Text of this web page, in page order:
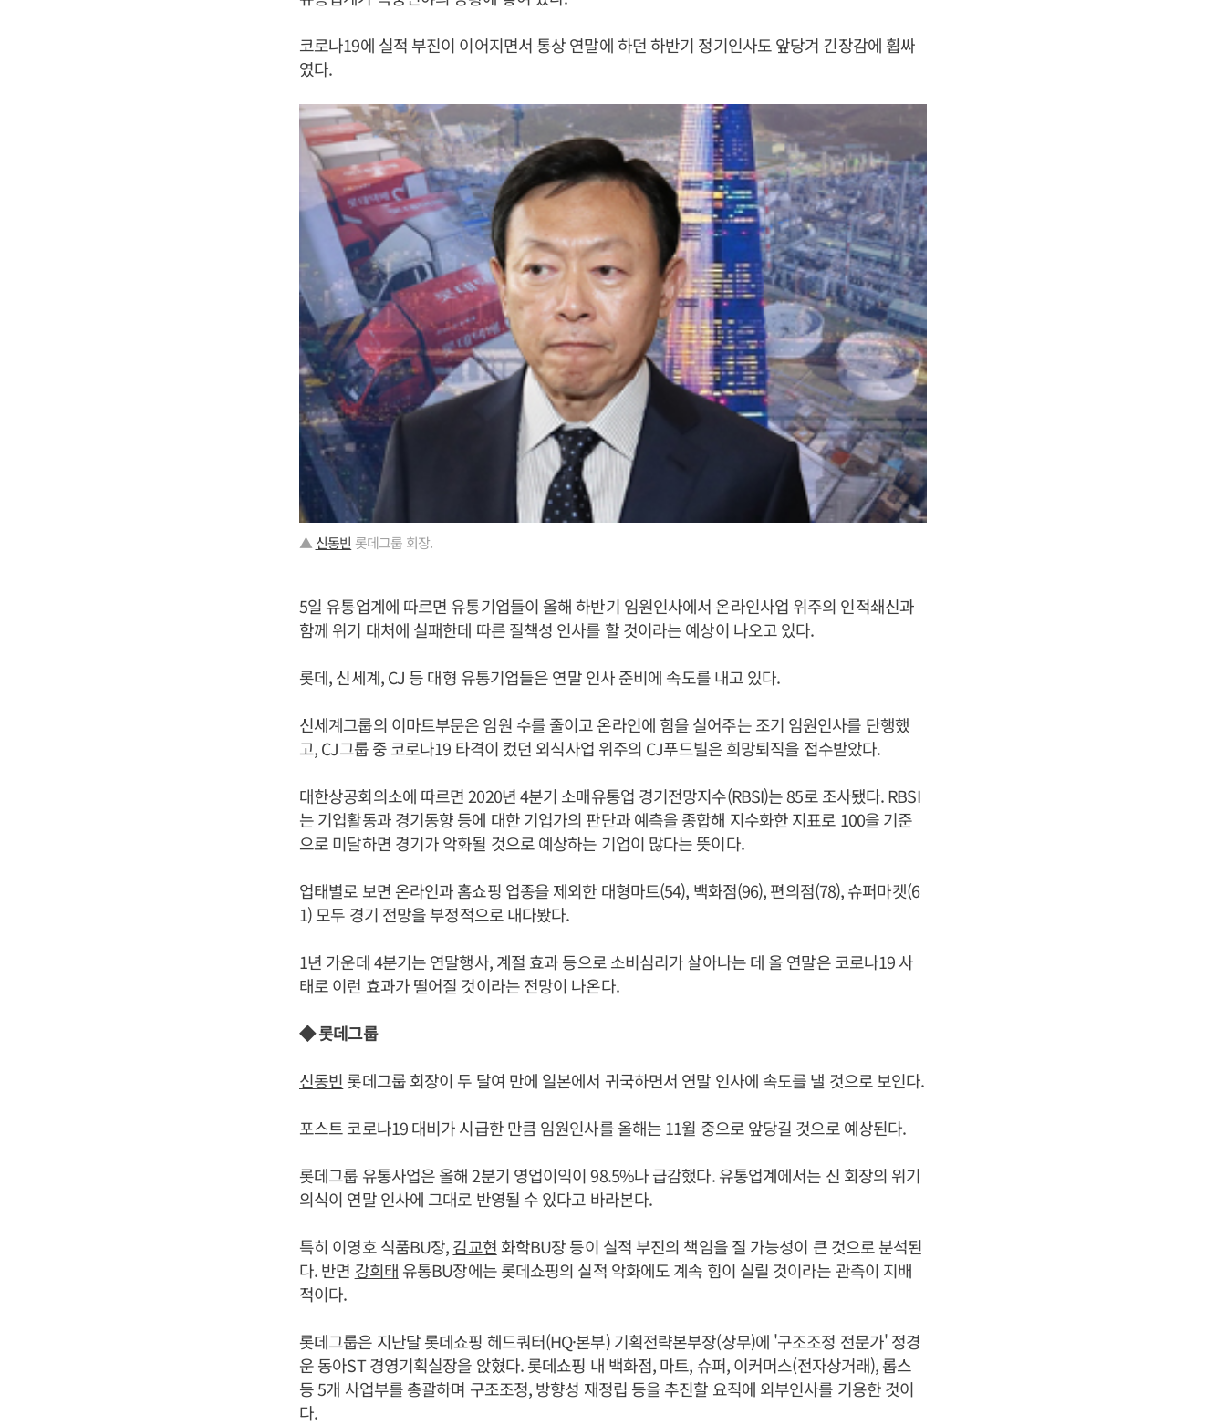
코로나19에 실적 부진이 이어지면서 통상 연말에 하던 하반기 정기인사도 앞당겨 긴장감에 휩싸
였다.
▲ 신동빈 롯데그룹 회장.
5일 유통업계에 따르면 유통기업들이 올해 하반기 임원인사에서 온라인사업 위주의 인적쇄신과
함께 위기 대처에 실패한데 따른 질책성 인사를 할 것이라는 예상이 나오고 있다.
롯데, 신세계, CJ 등 대형 유통기업들은 연말 인사 준비에 속도를 내고 있다.
신세계그룹의 이마트부문은 임원 수를 줄이고 온라인에 힘을 실어주는 조기 임원인사를 단행했
고, CJ그룹 중 코로나19 타격이 컸던 외식사업 위주의 CJ푸드빌은 희망퇴직을 접수받았다.
대한상공회의소에 따르면 2020년 4분기 소매유통업 경기전망지수(RBSI)는 85로 조사됐다. RBSI
는 기업활동과 경기동향 등에 대한 기업가의 판단과 예측을 종합해 지수화한 지표로 100을 기준
으로 미달하면 경기가 악화될 것으로 예상하는 기업이 많다는 뜻이다.
업태별로 보면 온라인과 홈쇼핑 업종을 제외한 대형마트(54), 백화점(96), 편의점(78), 슈퍼마켓(6
1) 모두 경기 전망을 부정적으로 내다봤다.
1년 가운데 4분기는 연말행사, 계절 효과 등으로 소비심리가 살아나는 데 올 연말은 코로나19 사
태로 이런 효과가 떨어질 것이라는 전망이 나온다.
◆ 롯데그룹
신동빈롯데그룹 회장이 두 달여 만에 일본에서 귀국하면서 연말 인사에 속도를 낼 것으로 보인다.
포스트 코로나19 대비가 시급한 만큼 임원인사를 올해는 11월 중으로 앞당길 것으로 예상된다.
롯데그룹 유통사업은 올해 2분기 영업이익이 98.5%나 급감했다. 유통업계에서는 신 회장의 위기
의식이 연말 인사에 그대로 반영될 수 있다고 바라본다.
특히 이영호 식품BU장,김교현화학BU장 등이 실적 부진의 책임을 질 가능성이 큰 것으로 분석된
다. 반면 강희태 유통BU장에는 롯데쇼핑의 실적 악화에도 계속 힘이 실릴 것이라는 관측이 지배
적이다.
롯데그룹은 지난달 롯데쇼핑 헤드쿼터(HQ·본부) 기획전략본부장(상무)에 '구조조정 전문가' 정경
운 동아ST 경영기획실장을 앉혔다. 롯데쇼핑 내 백화점, 마트, 슈퍼, 이커머스(전자상거래), 롭스
등 5개 사업부를 총괄하며 구조조정, 방향성 재정립 등을 추진할 요직에 외부인사를 기용한 것이
다.